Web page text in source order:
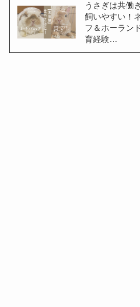
うさぎは共働
飼いやすい！
フ＆ホーラン
育経験…